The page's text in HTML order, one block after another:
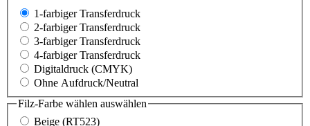
1-farbiger Transferdruck
2-farbiger Transferdruck
3-farbiger Transferdruck
4-farbiger Transferdruck
Digitaldruck (CMYK)
Ohne Aufdruck/Neutral
Filz-Farbe wählen auswählen
Beige (RT523)